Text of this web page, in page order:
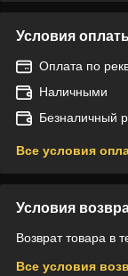
Условия
Оплата по
Наличными
Безналичный
Все условия
Условия
Возврат товара в
Все условия